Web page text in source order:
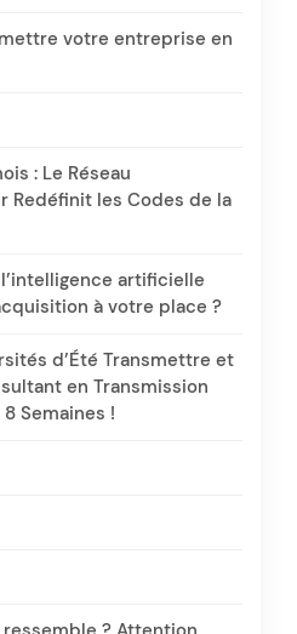
votre entreprise en
: Le Réseau
Redéfinit les Codes de la
artificielle
à votre place ?
d’Été Transmettre et
en Transmission
Semaines !